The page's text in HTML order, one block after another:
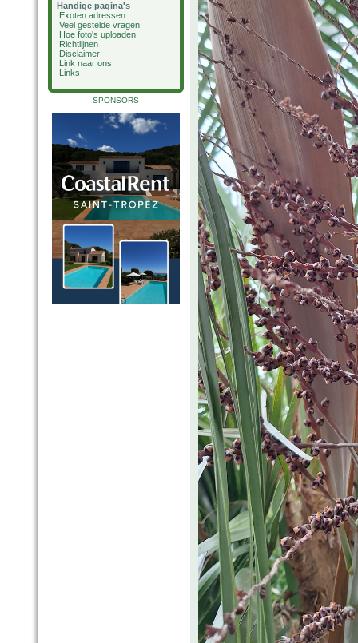
Handige pagina's
Exoten adressen
Veel gestelde vragen
Hoe foto's uploaden
Richtlijnen
Disclaimer
Link naar ons
Links
SPONSORS